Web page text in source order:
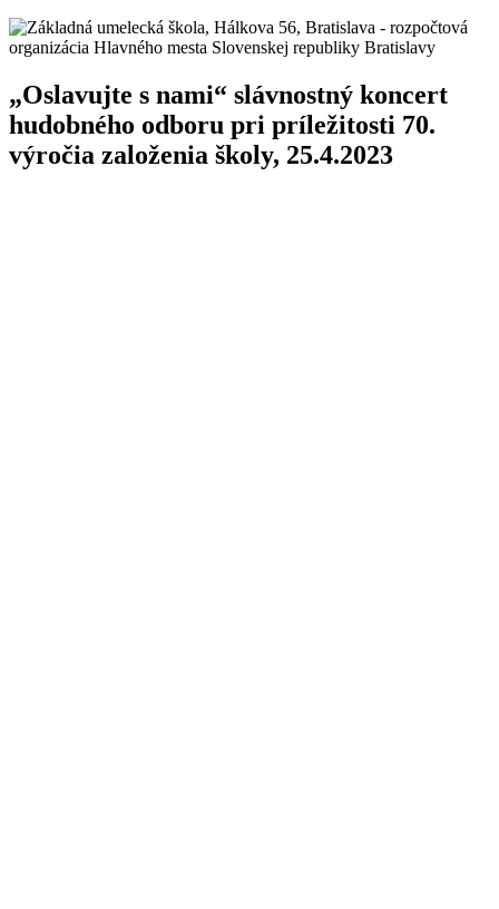
„Oslavujte s nami“ slávnostný koncert
hudobného odboru pri príležitosti 70.
výročia založenia školy, 25.4.2023